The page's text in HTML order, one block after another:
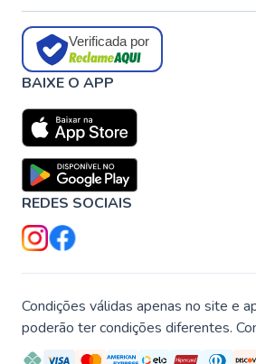
Verificada por
BAIXE O APP
REDES SOCIAIS
Condições válidas apenas no site e
poderão ter condições diferentes.